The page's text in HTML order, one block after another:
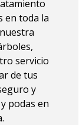
en toda la
servicio
de tus
y
podas en